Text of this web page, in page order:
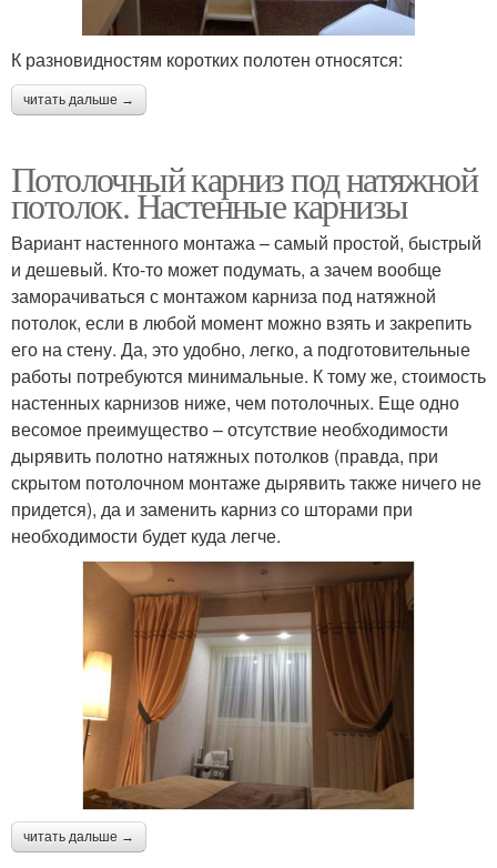
К разновидностям коротких полотен относятся:
читать дальше →
Потолочный карниз под натяжной
потолок. Настенные карнизы
Вариант настенного монтажа – самый простой, быстрый
и дешевый. Кто-то может подумать, а зачем вообще
заморачиваться с монтажом карниза под натяжной
потолок, если в любой момент можно взять и закрепить
его на стену. Да, это удобно, легко, а подготовительные
работы потребуются минимальные. К тому же, стоимость
настенных карнизов ниже, чем потолочных. Еще одно
весомое преимущество – отсутствие необходимости
дырявить полотно натяжных потолков (правда, при
скрытом потолочном монтаже дырявить также ничего не
придется), да и заменить карниз со шторами при
необходимости будет куда легче.
читать дальше →